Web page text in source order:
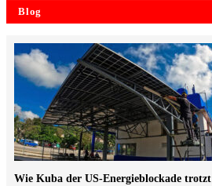
Blog
Wie Kuba der US-Energieblockade trotzt